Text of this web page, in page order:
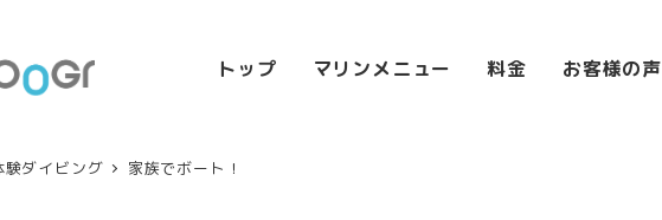
トップ マリンメニュー 料金 お客様の声
験ダイビング 家族でボート！